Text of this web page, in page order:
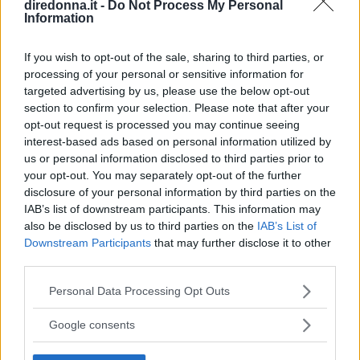
diredonna.it - Do Not Process My Personal
Information
If you wish to opt-out of the sale, sharing to third parties, or
processing of your personal or sensitive information for
targeted advertising by us, please use the below opt-out
section to confirm your selection. Please note that after your
opt-out request is processed you may continue seeing
interest-based ads based on personal information utilized by
us or personal information disclosed to third parties prior to
your opt-out. You may separately opt-out of the further
disclosure of your personal information by third parties on the
IAB’s list of downstream participants. This information may
also be disclosed by us to third parties on the IAB’s List of
Downstream Participants that may further disclose it to other
Please note that this website/app uses one or more Google
not limited to your visit or usage behaviour. You may click to
use your data for below specified purposes in below Google
Personal Data Processing Opt Outs
Google consents
GOSSIP